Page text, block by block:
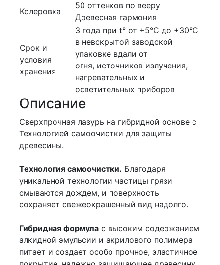
Колеровка
50 оттенков по вееру
Древесная гармония
Срок и
условия
хранения
3 года при t° от +5°C до +30°C
в невскрытой заводской
упаковке вдали от
огня, источников излучения,
нагревательных и
осветительных приборов
Описание
Сверхпрочная лазурь на гибридной основе с
Технологией самоочистки для защиты
древесины.
Технология самоочистки. Благодаря
уникальной технологии частицы грязи
смываются дождем, и поверхность
сохраняет свежеокрашенный вид надолго.
Гибридная формула с высоким содержанием
алкидной эмульсии и акрилового полимера
питает и создает особо прочное, эластичное